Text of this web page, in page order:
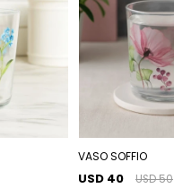
VASO SOFFIO
USD 40 USD 50